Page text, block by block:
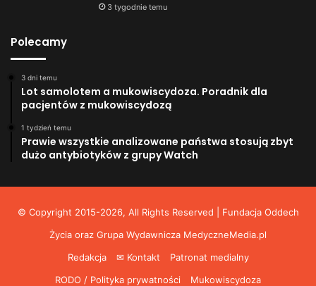
3 tygodnie temu
Polecamy
3 dni temu
Lot samolotem a mukowiscydoza. Poradnik dla
pacjentów z mukowiscydozą
1 tydzień temu
Prawie wszystkie analizowane państwa stosują zbyt
dużo antybiotyków z grupy Watch
© Copyright 2015-2026, All Rights Reserved | Fundacja Oddech
Życia oraz Grupa Wydawnicza MedyczneMedia.pl
Redakcja
✉ Kontakt
Patronat medialny
RODO / Polityka prywatności
Mukowiscydoza